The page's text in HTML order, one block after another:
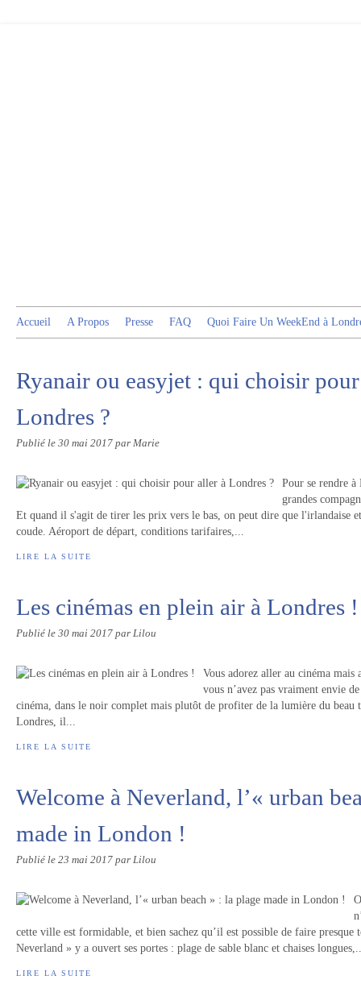
Accueil A Propos Presse FAQ Quoi Faire Un WeekEnd à
Ryanair ou easyjet : qui choisir
Londres ?
Publié le 30 mai 2017 par Marie
Pour se rendre
grandes
Et quand il s'agit de tirer les prix vers le bas, on peut dire que l'irlandaise
coude. Aéroport de départ, conditions tarifaires,...
LIRE LA SUITE
Les cinémas en plein air à Londres !
Publié le 30 mai 2017 par Lilou
Vous adorez aller au cinéma
vous n’avez pas vraiment envie
cinéma, dans le noir complet mais plutôt de profiter de la lumière du beau
Londres, il...
LIRE LA SUITE
Welcome à Neverland, l’« urban
made in London !
Publié le 23 mai 2017 par Lilou
cette ville est formidable, et bien sachez qu’il est possible de faire presque
Neverland » y a ouvert ses portes : plage de sable blanc et chaises
LIRE LA SUITE